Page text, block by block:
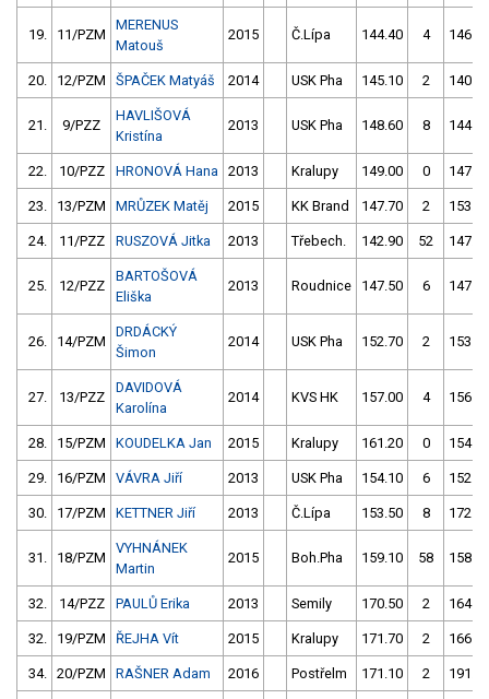
19. 11/PZM
MERENUS
Matouš
2015 Č.Lípa 144.40 4 146.20
20. 12/PZM ŠPAČEK Matyáš 2014 USK Pha 145.10 2 140.40
21. 9/PZZ
HAVLIŠOVÁ
Kristína
2013 USK Pha 148.60 8 144.00
22. 10/PZZ HRONOVÁ Hana 2013 Kralupy 149.00 0 147.30
23. 13/PZM MRŮZEK Matěj 2015 KK Brand 147.70 2 153.40
24. 11/PZZ RUSZOVÁ Jitka 2013 Třebech. 142.90 52 147.40
25. 12/PZZ
BARTOŠOVÁ
Eliška
2013 Roudnice 147.50 6 147.60
26. 14/PZM
DRDÁCKÝ
Šimon
2014 USK Pha 152.70 2 153.30
27. 13/PZZ
DAVIDOVÁ
Karolína
2014 KVS HK 157.00 4 156.50
28. 15/PZM KOUDELKA Jan 2015 Kralupy 161.20 0 154.90
29. 16/PZM VÁVRA Jiří 2013 USK Pha 154.10 6 152.40
30. 17/PZM KETTNER Jiří 2013 Č.Lípa 153.50 8 172.60
31. 18/PZM
VYHNÁNEK
Martin
2015 Boh.Pha 159.10 58 158.80
32. 14/PZZ PAULŮ Erika 2013 Semily 170.50 2 164.20
32. 19/PZM ŘEJHA Vít 2015 Kralupy 171.70 2 166.20
34. 20/PZM RAŠNER Adam 2016 Postřelm 171.10 2 191.90